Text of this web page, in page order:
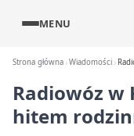
MENU
Strona główna Wiadomości
Radiowóz w
hitem